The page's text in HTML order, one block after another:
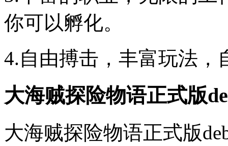
你可以孵化。
4.自由搏击，丰富玩法，
大海贼探险物语正式版
大海贼探险物语正式版